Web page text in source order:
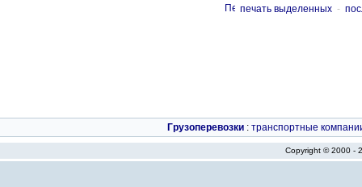
печать выделенных -
Грузоперевозки : транспортные
Copyright © 2000 -